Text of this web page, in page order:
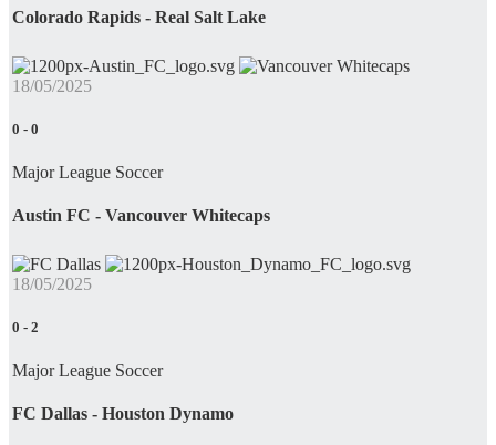
Colorado Rapids - Real Salt Lake
18/05/2025
0 - 0
Major League Soccer
Austin FC - Vancouver Whitecaps
18/05/2025
0 - 2
Major League Soccer
FC Dallas - Houston Dynamo